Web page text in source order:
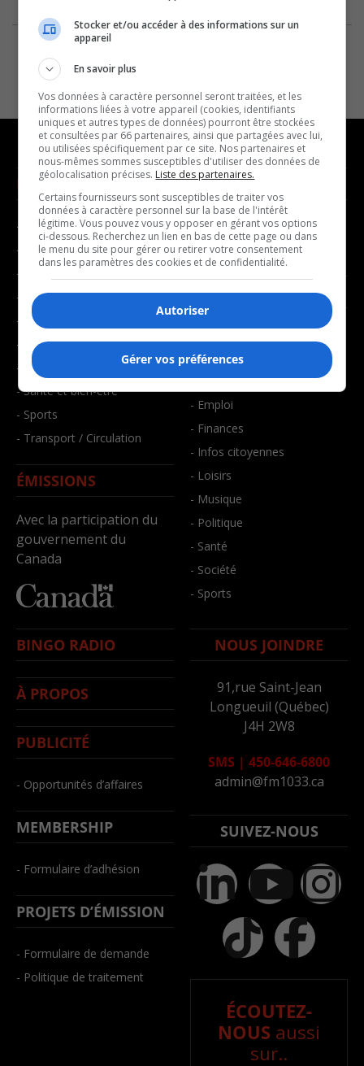
NOUVELLES
- Affaires municipales
- Communauté / Social
- Culture
- Économie
- Éducation
- Environnement
- Faits divers
- Santé et bien-être
- Sports
- Transport / Circulation
ÉMISSIONS
Avec la participation du
gouvernement du
Canada
MUSIQUE
- Décompte franco
- Joué récemment
BALADOS
- Art de vivre
- Bien-être
- Emploi
- Finances
- Infos citoyennes
- Loisirs
- Musique
- Politique
- Santé
- Société
- Sports
BINGO RADIO
À PROPOS
PUBLICITÉ
- Opportunités d’affaires
MEMBERSHIP
- Formulaire d’adhésion
PROJETS D’ÉMISSION
- Formulaire de demande
- Politique de traitement
NOUS JOINDRE
91,rue Saint-Jean
Longueuil (Québec)
J4H 2W8
SMS | 450-646-6800
admin@fm1033.ca
SUIVEZ-NOUS
ÉCOUTEZ-
NOUS aussi
sur..
Stocker et/ou accéder à des informations sur un
appareil
En savoir plus
Vos données à caractère personnel seront traitées, et les
informations liées à votre appareil (cookies, identifiants
uniques et autres types de données) pourront être stockées
et consultées par 66 partenaires, ainsi que partagées avec lui,
ou utilisées spécifiquement par ce site. Nos partenaires et
nous-mêmes sommes susceptibles d'utiliser des données de
géolocalisation précises. Liste des partenaires.
Certains fournisseurs sont susceptibles de traiter vos
données à caractère personnel sur la base de l'intérêt
légitime. Vous pouvez vous y opposer en gérant vos options
ci-dessous. Recherchez un lien en bas de cette page ou dans
le menu du site pour gérer ou retirer votre consentement
dans les paramètres des cookies et de confidentialité.
Autoriser
Gérer vos préférences